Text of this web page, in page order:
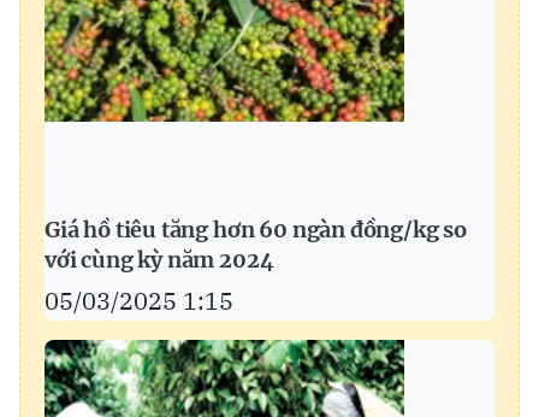
Giá hồ tiêu tăng hơn 60 ngàn đồng/kg so
với cùng kỳ năm 2024
05/03/2025 1:15